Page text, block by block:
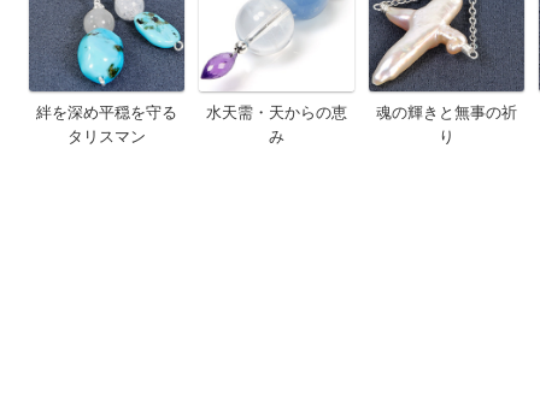
絆を深め平穏を守る
タリスマン
水天需・天からの恵
み
魂の輝きと無事の祈
り